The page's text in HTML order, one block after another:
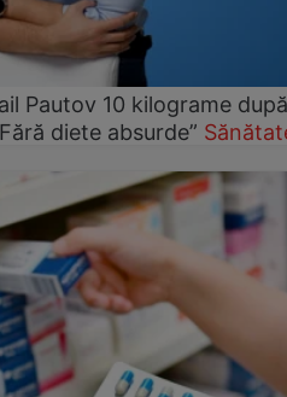
Pautov 10 kilograme
diete absurde”